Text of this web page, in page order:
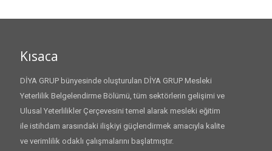
Kısaca
DİYA GRUP bünyesinde oluşturulan DİYA GRUP Mesleki
Yeterlilik Belgelendirme Bölümü, tüm sektörlerin gelişimi ve
Ulusal Yeterlilikler Çerçevesini temel alarak mesleki eğitim
ile istihdam arasındaki ilişkiyi güçlendirmek amacıyla kalite
ve verimlilik odaklı çalışmalarını başlatmıştır.